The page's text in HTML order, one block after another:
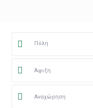
Πόλη